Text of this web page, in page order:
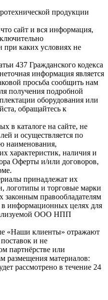
продукции
сайт и вся информация,
каких условиях не
437 Гражданского кодекса
информация является
просьба сообщить нам
получения подробной
оборудования или
обращайтесь к
в каталоге на сайте, не
и осуществляется по
наименования,
характеристик, наличия и
Оферты и/или договоров,
принадлежат их
логотипы и торговые марки
законным правообладателям
информационных целях для
ООО НПП
«Наши клиенты» отражают
и не
партнёрстве или
размещения материалов:
рассмотрено в течение 24